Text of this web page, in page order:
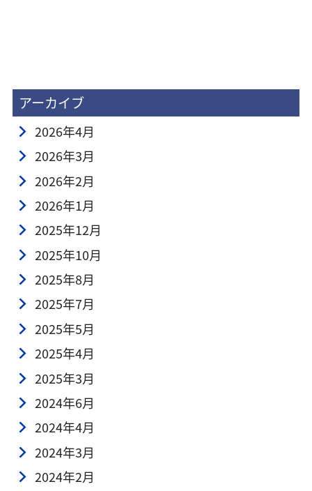
アーカイブ
2026年4月
2026年3月
2026年2月
2026年1月
2025年12月
2025年10月
2025年8月
2025年7月
2025年5月
2025年4月
2025年3月
2024年6月
2024年4月
2024年3月
2024年2月